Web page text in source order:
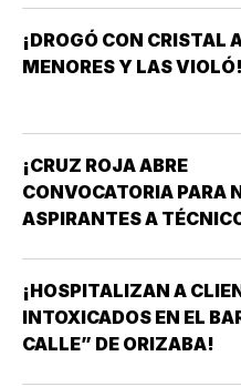
¡DROGÓ CON CRISTAL
MENORES Y LAS VIOLÓ!
¡CRUZ ROJA ABRE
CONVOCATORIA PARA
ASPIRANTES A
¡HOSPITALIZAN A
INTOXICADOS EN EL
CALLE” DE ORIZABA!